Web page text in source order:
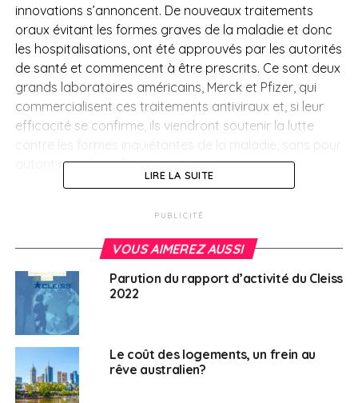
innovations s’annoncent. De nouveaux traitements
oraux évitant les formes graves de la maladie et donc
les hospitalisations, ont été approuvés par les autorités
de santé et commencent à être prescrits. Ce sont deux
grands laboratoires américains, Merck et Pfizer, qui
commercialisent ces traitements antiviraux et, si leur
efficacité se confirme, ils viendront soutenir la lutte
autant remplacer la vaccination.
vendre cette année pour 36 milliard de dollars de son
vaccin contre le Covid-19, développéavec la biotech
allemande BioNTech.
Une autre information a été confirmée à la suite d’une
étude française
associant l’Assurance maladie (CNAM) et l’Agence du
médicament (ANSM) : Les vaccins à ARN messager
contre le Covid-19 accroissent le risque de myocardite
et péricardite, surtout chez les hommes de moins de 30
LIRE LA SUITE
PUBLICITÉ
VOUS AIMEREZ AUSSI
Parution du rapport d’activité du Cleiss
2022
Le coût des logements, un frein au
rêve australien?